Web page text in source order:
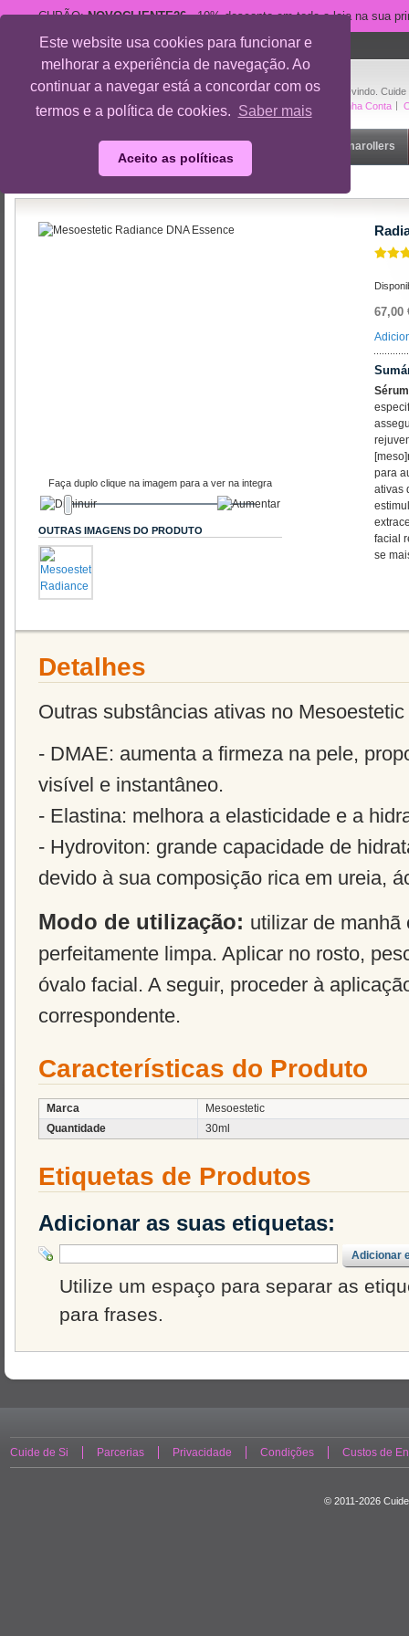
Este website usa cookies para funcionar e
melhorar a experiência de navegação. Ao
continuar a navegar está a concordar com os
termos e a política de cookies. Saber mais
Aceito as políticas
CUPÃO:NOVOCLIENTE26- 10% desconto em toda a loja na sua
Bem-vindo.
A Minha Conta
suporte@cuidedesi.pt
+351 918 595 801
Rosto Dermarollers
Mesoestetic /Radiance DNA Essence
67,00
para
ativas
facial
se
Faça duplo clique na imagem para a ver na integra
OUTRAS IMAGENS DO PRODUTO
Detalhes
Outras substâncias ativas no
- DMAE: aumenta a firmeza na pele,
visível e instantâneo.
- Elastina: melhora a elasticidade e a
- Hydroviton: grande capacidade de
devido à sua composição rica em ureia,
Modo de utilização: utilizar de manhã
perfeitamente limpa. Aplicar no rosto,
óvalo facial. A seguir, proceder à
correspondente.
Características do Produto
Marca
Mesoestetic
Quantidade
30ml
Etiquetas de Produtos
Adicionar as suas etiquetas:
Adicionar
Utilize um espaço para separar as
para frases.
Cuide de Si Parcerias Privacidade Condições Custos de
© 2011-2026